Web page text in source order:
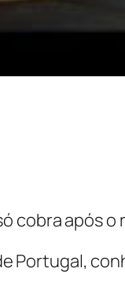
cobra após
Portugal,